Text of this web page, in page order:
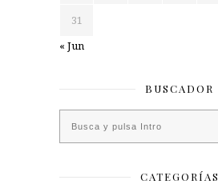
31
« Jun
BUSCADOR
CATEGORÍAS